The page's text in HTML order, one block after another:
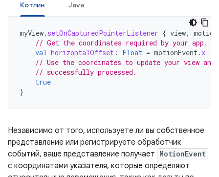
Котлин Java
myView. setOnCapturedPointerListener { view,
// Get the coordinates required by your app.
val horizontalOffset : Float = motionEvent. x
// Use the coordinates to update your view
// successfully processed.
true
}
Независимо от того, используете ли вы собственное
представление или регистрируете обработчик
событий, ваше представление получает MotionEvent
с координатами указателя, которые определяют